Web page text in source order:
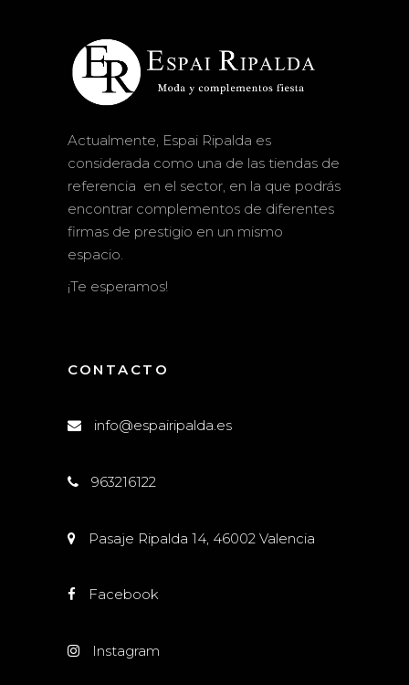
Actualmente, Espai Ripalda es
considerada como una de las tiendas de
referencia en el sector, en la que podrás
encontrar complementos de diferentes
firmas de prestigio en un mismo
espacio.
¡Te esperamos!
CONTACTO
info@espairipalda.es
963216122
Pasaje Ripalda 14, 46002 Valencia
Facebook
Instagram